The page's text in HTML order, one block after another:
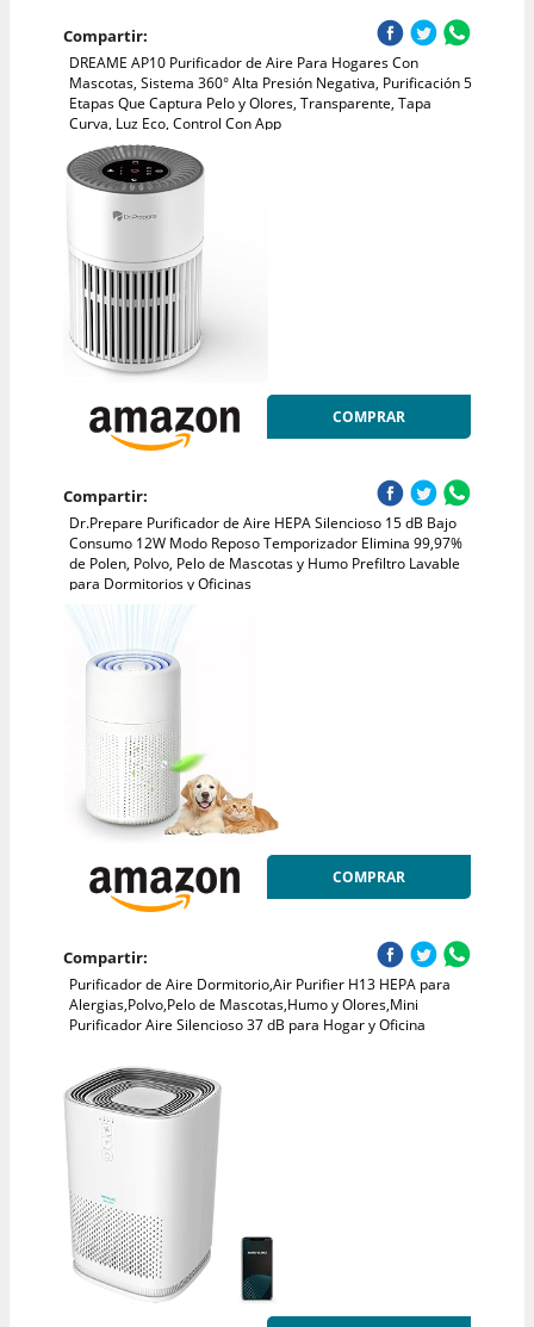
Compartir:
DREAME AP10 Purificador de Aire Para Hogares Con
Mascotas, Sistema 360° Alta Presión Negativa, Purificación 5
Etapas Que Captura Pelo y Olores, Transparente, Tapa
Curva, Luz Eco, Control Con App
COMPRAR
Compartir:
Dr.Prepare Purificador de Aire HEPA Silencioso 15 dB Bajo
Consumo 12W Modo Reposo Temporizador Elimina 99,97%
de Polen, Polvo, Pelo de Mascotas y Humo Prefiltro Lavable
para Dormitorios y Oficinas
COMPRAR
Compartir:
Purificador de Aire Dormitorio,Air Purifier H13 HEPA para
Alergias,Polvo,Pelo de Mascotas,Humo y Olores,Mini
Purificador Aire Silencioso 37 dB para Hogar y Oficina